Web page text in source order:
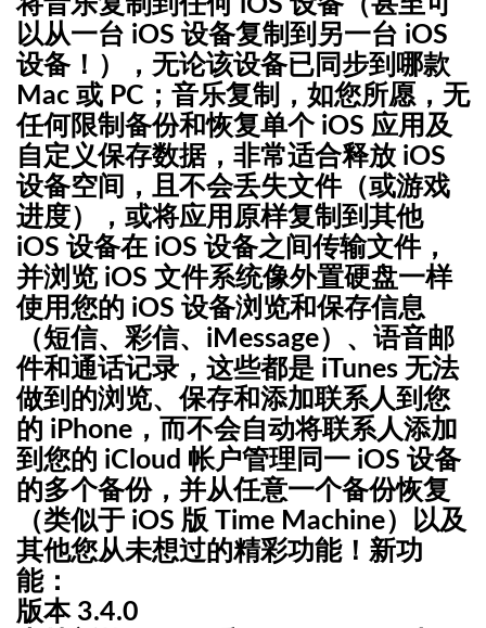
以从一台 iOS 设备复制到另一台 iOS
设备！），无论该设备已同步到哪款
Mac 或 PC；音乐复制，如您所愿，无
任何限制 备份和恢复单个 iOS 应用及
自定义保存数据，非常适合释放 iOS
设备空间，且不会丢失文件（或游戏
进度），或将应用原样复制到其他
iOS 设备在 iOS 设备之间传输文件，
并浏览 iOS 文件系统像外置硬盘一样
使用您的 iOS 设备浏览和保存信息
（短信、彩信、iMessage）、语音邮
件和通话记录，这些都是 iTunes 无法
做到的浏览、保存和添加联系人到您
的 iPhone，而不会自动将联系人添加
到您的 iCloud 帐户管理同一 iOS 设备
的多个备份，并从任意一个备份恢复
（类似于 iOS 版 Time Machine） 以及
其他您从未想过的精彩功能！ 新功
能：
版本 3.4.0